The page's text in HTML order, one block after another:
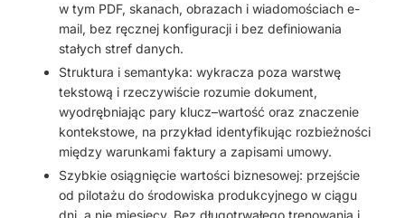
w tym PDF, skanach, obrazach i wiadomościach e-
mail, bez ręcznej konfiguracji i bez definiowania
stałych stref danych.
Struktura i semantyka: wykracza poza warstwę
tekstową i rzeczywiście rozumie dokument,
wyodrębniając pary klucz–wartość oraz znaczenie
kontekstowe, na przykład identyfikując rozbieżności
między warunkami faktury a zapisami umowy.
Szybkie osiągnięcie wartości biznesowej: przejście
od pilotażu do środowiska produkcyjnego w ciągu